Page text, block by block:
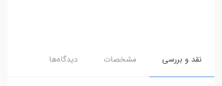
نقد و بررسی مشخصات دیدگاه‌ها